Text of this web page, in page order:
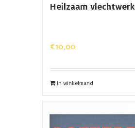
Heilzaam vlechtwerk
€10,00
In winkelmand